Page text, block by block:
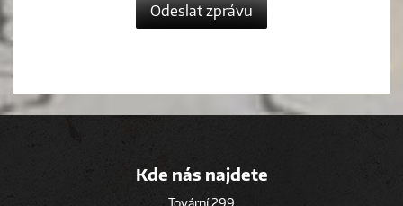
Odeslat zprávu
Kde nás najdete
Tovární 299